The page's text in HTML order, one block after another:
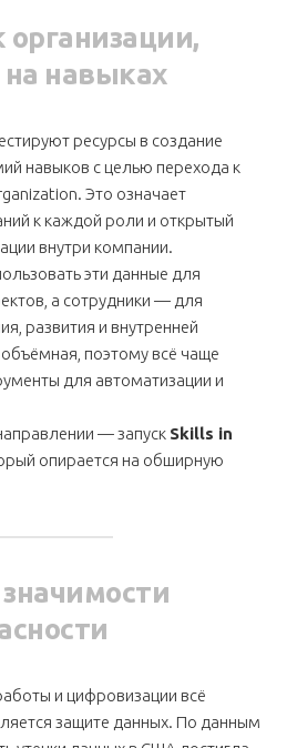
организации,
навыках
ресурсы в создание
навыков с целью перехода к
Это означает
к каждой роли и открытый
внутри компании.
эти данные для
а сотрудники — для
развития и внутренней
поэтому всё чаще
для автоматизации и
— запуск Skills in
опирается на обширную
и цифровизации всё
защите данных. По данным